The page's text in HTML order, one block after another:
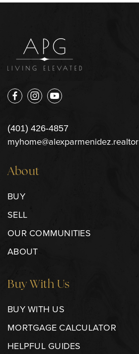
(401) 426-4857
myhome@alexparmenidez.realtor
About
BUY
SELL
OUR COMMUNITIES
ABOUT
Buy With Us
BUY WITH US
MORTGAGE CALCULATOR
HELPFUL GUIDES